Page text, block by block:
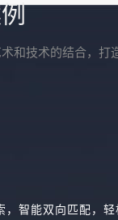
和技术的结合，打
智能双向匹配，